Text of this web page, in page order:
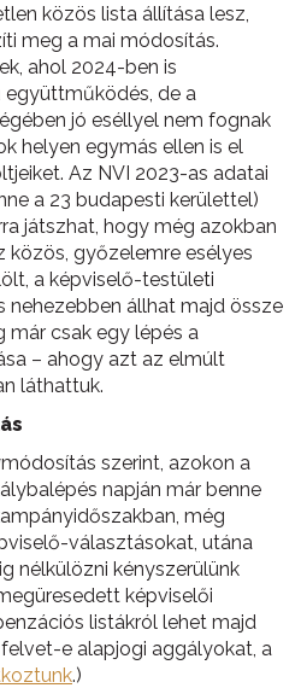
közös lista állítása lesz,
meg a mai módosítás.
ahol 2024-ben is
de a
jó eséllyel nem fognak
helyen egymás ellen is el
Az NVI 2023-as adatai
a 23 budapesti kerülettel)
játszhat, hogy még azokban
közös, győzelemre esélyes
a képviselő-testületi
nehezebben állhat majd össze
csak egy lépés a
– ahogy azt az elmúlt
láthattuk.
szerint, azokon a
napján már benne
még
választásokat, utána
nélkülözni kényszerülünk
képviselői
listákról lehet majd
e alapjogi aggályokat, a
.)